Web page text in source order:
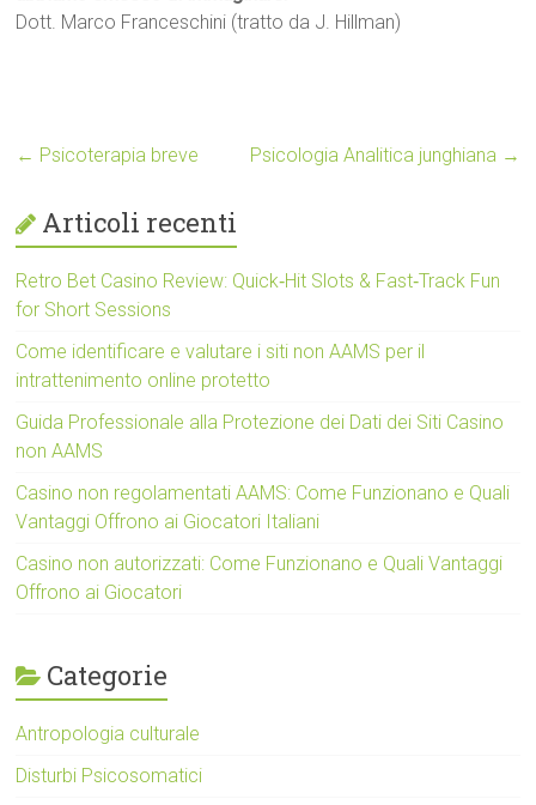
Dott. Marco Franceschini (tratto da J. Hillman)
← Psicoterapia breve Psicologia Analitica junghiana →
Articoli recenti
Retro Bet Casino Review: Quick‑Hit Slots & Fast‑Track Fun
for Short Sessions
Come identificare e valutare i siti non AAMS per il
intrattenimento online protetto
Guida Professionale alla Protezione dei Dati dei Siti Casino
non AAMS
Casino non regolamentati AAMS: Come Funzionano e Quali
Vantaggi Offrono ai Giocatori Italiani
Casino non autorizzati: Come Funzionano e Quali Vantaggi
Offrono ai Giocatori
Categorie
Antropologia culturale
Disturbi Psicosomatici